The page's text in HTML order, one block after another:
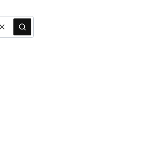
WyczyśćSzukaj